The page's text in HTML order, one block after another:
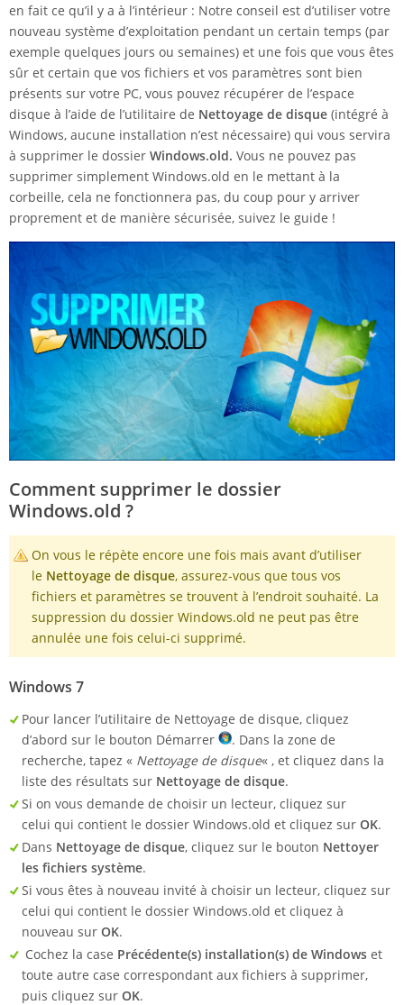
en fait ce qu’il y a à l’intérieur : Notre conseil est d’utiliser votre
nouveau système d’exploitation pendant un certain temps (par
exemple quelques jours ou semaines) et une fois que vous êtes
sûr et certain que vos fichiers et vos paramètres sont bien
présents sur votre PC, vous pouvez récupérer de l’espace
disque à l’aide de l’utilitaire de Nettoyage de disque (intégré à
Windows, aucune installation n’est nécessaire) qui vous servira
à supprimer le dossier Windows.old. Vous ne pouvez pas
supprimer simplement Windows.old en le mettant à la
corbeille, cela ne fonctionnera pas, du coup pour y arriver
proprement et de manière sécurisée, suivez le guide !
Comment supprimer le dossier
Windows.old ?
On vous le répète encore une fois mais avant d’utiliser
le Nettoyage de disque, assurez-vous que tous vos
fichiers et paramètres se trouvent à l’endroit souhaité. La
suppression du dossier Windows.old ne peut pas être
annulée une fois celui-ci supprimé.
Windows 7
Pour lancer l’utilitaire de Nettoyage de disque, cliquez
d’abord sur le bouton Démarrer
. Dans la zone de
recherche, tapez « Nettoyage de disque« , et cliquez dans la
liste des résultats sur Nettoyage de disque.
Si on vous demande de choisir un lecteur, cliquez sur
celui qui contient le dossier Windows.old et cliquez sur OK.
Dans Nettoyage de disque, cliquez sur le bouton Nettoyer
les fichiers système.
Si vous êtes à nouveau invité à choisir un lecteur, cliquez sur
celui qui contient le dossier Windows.old et cliquez à
nouveau sur OK.
Cochez la case Précédente(s) installation(s) de Windows et
toute autre case correspondant aux fichiers à supprimer,
puis cliquez sur OK.